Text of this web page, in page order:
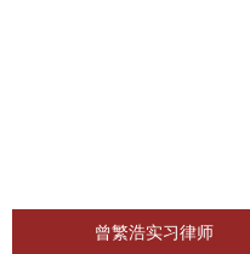
曾繁浩实习律师